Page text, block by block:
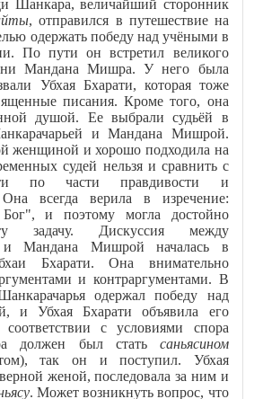
величайший сторонник
, отправился в путешествие на
одержать победу над учёными в
По пути он встретил великого
Мандана Мишра. У него была
Убхая Бхарати, которая тоже
писания. Кроме того, она
душой. Ее выбрали судьёй в
и Мандана Мишрой.
женщиной и хорошо подходила на
судей нельзя и сравнить с
по части правдивости и
Она всегда верила в изречение:
и поэтому могла достойно
задачу. Дискуссия между
и Мандана Мишрой началась в
Бхарати. Она внимательно
и контраргументами. В
одержал победу над
и Убхая Бхарати объявила его
с условиями спора
должен был стать саньясином
так он и поступил. Убхая
женой, последовала за ним и
. Может возникнуть вопрос, что